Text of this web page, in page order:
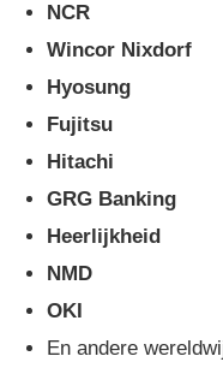
Muntrecycler
NCR
Wincor Nixdorf
Hyosung
Fujitsu
Hitachi
GRG Banking
Heerlijkheid
NMD
OKI
En andere